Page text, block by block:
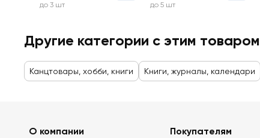
до 3 шт
до 5 шт
Другие категории с этим товаром
Канцтовары, хобби, книги Книги, журналы, календари
О компании Покупателям